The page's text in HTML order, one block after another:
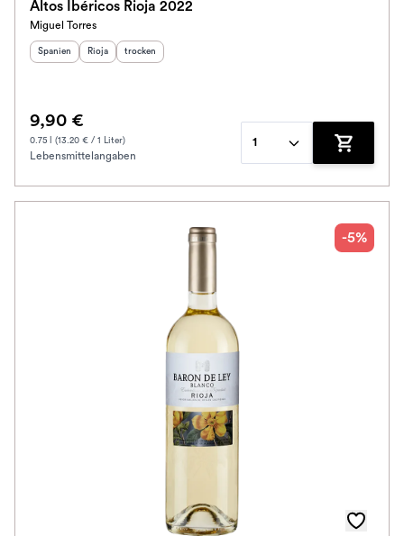
Altos Ibéricos Rioja 2022
Miguel Torres
Herkunftsland:
Spanien Herkunftsregion:
Rioja Geschmack
trocken
9,90 €
0.75 l (13.20 € / 1 Liter)
Lebensmittelangaben
1
Zum
-5%